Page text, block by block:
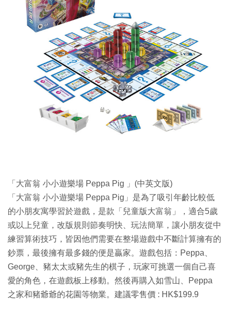
「大富翁 小小遊樂場 Peppa Pig 」(中英文版)
「大富翁 小小遊樂場 Peppa Pig」是為了吸引年齡比較低
的小朋友寓學習於遊戲，是款「兒童版大富翁」，適合5歲
或以上兒童，改版規則節奏明快、玩法簡單，讓小朋友從中
練習算術技巧，皆因他們需要在整場遊戲中不斷計算擁有的
鈔票，最後擁有最多錢的便是贏家。遊戲包括：Peppa、
George、豬太太或豬先生的棋子，玩家可挑選一個自己喜
愛的角色，在遊戲板上移動。然後再購入如雪山、Peppa
之家和豬爺爺的花園等物業。建議零售價 : HK$199.9